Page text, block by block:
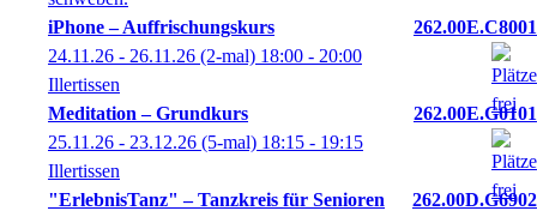
iPhone – Auffrischungskurs
262.00E.C8001
24.11.26 - 26.11.26 (2-mal) 18:00 - 20:00
Illertissen
Meditation – Grundkurs
262.00E.G0101
25.11.26 - 23.12.26 (5-mal) 18:15 - 19:15
Illertissen
"ErlebnisTanz" – Tanzkreis für Senioren
262.00D.G6902